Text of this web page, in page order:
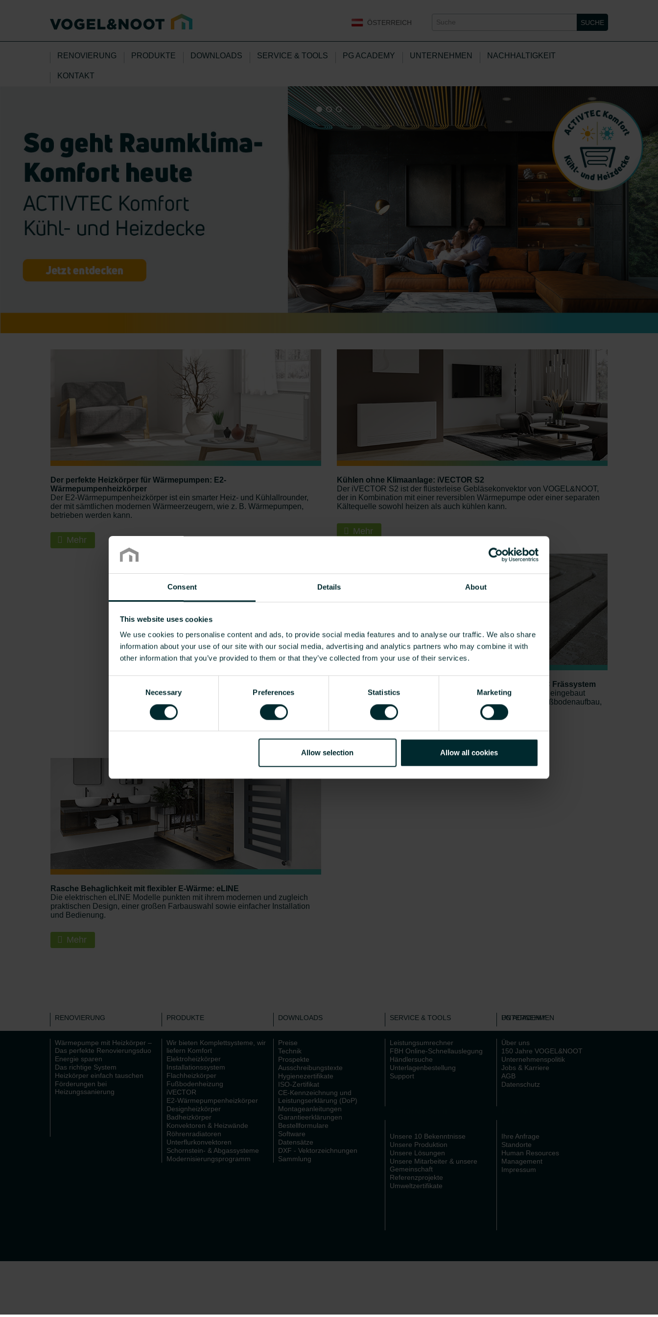
Consent Details About
This website uses cookies
We use cookies to personalise content and ads, to provide social media features and to analyse our traffic. We also share
information about your use of our site with our social media, advertising and analytics partners who may combine it with
other information that you’ve provided to them or that they’ve collected from your use of their services.
Necessary Preferences Statistics Marketing
Allow selection Allow all cookies
ÖSTERREICH SUCHE
RENOVIERUNG PRODUKTE DOWNLOADS SERVICE & TOOLS PG ACADEMY UNTERNEHMEN NACHHALTIGKEIT
KONTAKT
Der perfekte Heizkörper für Wärmepumpen: E2-
Wärmepumpenheizkörper
Der E2-Wärmepumpenheizkörper ist ein smarter Heiz- und Kühlallrounder,
der mit sämtlichen modernen Wärmeerzeugern, wie z. B. Wärmepumpen,
betrieben werden kann.
Mehr
Kühlen ohne Klimaanlage: iVECTOR S2
Der iVECTOR S2 ist der flüsterleise Gebläsekonvektor von VOGEL&NOOT,
der in Kombination mit einer reversiblen Wärmepumpe oder einer separaten
Kältequelle sowohl heizen als auch kühlen kann.
Mehr
Fußbodenheizung unkompliziert nachrüsten: FLOORTEC Frässystem
Wussten Sie, dass eine Fußbodenheizung auch nachträglich eingebaut
werden kann? Ohne Estrichentfernung, ohne zusätzlichen Fußbodenaufbau,
schnell und nahezu staubfrei?
Rasche Behaglichkeit mit flexibler E-Wärme: eLINE
Die elektrischen eLINE Modelle punkten mit ihrem modernen und zugleich
praktischen Design, einer großen Farbauswahl sowie einfacher Installation
und Bedienung.
Mehr
RENOVIERUNG
Wärmepumpe mit Heizkörper –
Das perfekte Renovierungsduo
Energie sparen
Das richtige System
Heizkörper einfach tauschen
Förderungen bei
Heizungssanierung
PRODUKTE
Wir bieten Komplettsysteme, wir
liefern Komfort
Elektroheizkörper
Installationssystem
Flachheizkörper
Fußbodenheizung
iVECTOR
E2-Wärmepumpenheizkörper
Designheizkörper
Badheizkörper
Konvektoren & Heizwände
Röhrenradiatoren
Unterflurkonvektoren
Schornstein- & Abgassysteme
Modernisierungsprogramm
DOWNLOADS
Preise
Technik
Prospekte
Ausschreibungstexte
Hygienezertifikate
ISO-Zertifikat
CE-Kennzeichnung und
Leistungserklärung (DoP)
Montageanleitungen
Garantieerklärungen
Bestellformulare
Software
Datensätze
DXF - Vektorzeichnungen
Sammlung
SERVICE & TOOLS
Leistungsumrechner
FBH Online-Schnellauslegung
Händlersuche
Unterlagenbestellung
Support
PG ACADEMY
UNTERNEHMEN
Über uns
150 Jahre VOGEL&NOOT
Unternehmenspolitik
Jobs & Karriere
AGB
Datenschutz
Unsere 10 Bekenntnisse
Unsere Produktion
Unsere Lösungen
Unsere Mitarbeiter & unsere
Gemeinschaft
Referenzprojekte
Umweltzertifikate
Ihre Anfrage
Standorte
Human Resources
Management
Impressum